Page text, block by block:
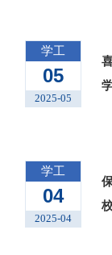
学工
05
2025-05
学工
04
2025-04